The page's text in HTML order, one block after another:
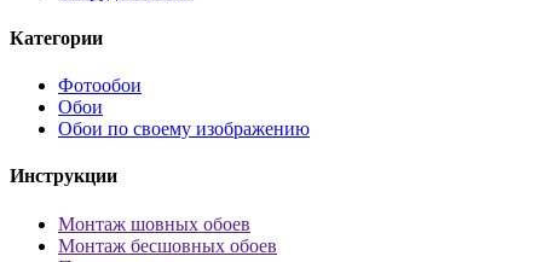
Категории
Фотообои
Обои
Обои по своему изображению
Инструкции
Монтаж шовных обоев
Монтаж бесшовных обоев